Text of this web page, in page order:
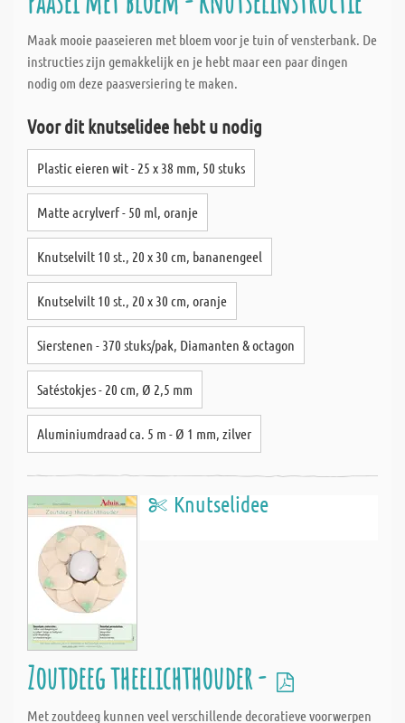
Maak mooie paaseieren met bloem voor je tuin of vensterbank. De
instructies zijn gemakkelijk en je hebt maar een paar dingen
nodig om deze paasversiering te maken.
Voor dit knutselidee hebt u nodig
Plastic eieren wit - 25 x 38 mm, 50 stuks
Matte acrylverf - 50 ml, oranje
Knutselvilt 10 st., 20 x 30 cm, bananengeel
Knutselvilt 10 st., 20 x 30 cm, oranje
Sierstenen - 370 stuks/pak, Diamanten & octagon
Satéstokjes - 20 cm, Ø 2,5 mm
Aluminiumdraad ca. 5 m - Ø 1 mm, zilver
Knutselidee
Zoutdeeg theelichthouder -
Met zoutdeeg kunnen veel verschillende decoratieve voorwerpen